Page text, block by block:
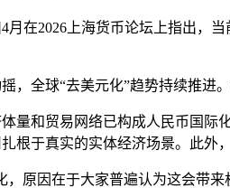
2026上海货币论坛上指出，当
全球“去美元化”趋势持续推进。
和贸易网络已构成人民币国际化
根于真实的实体经济场景。此外
因在于大家普遍认为这会带来